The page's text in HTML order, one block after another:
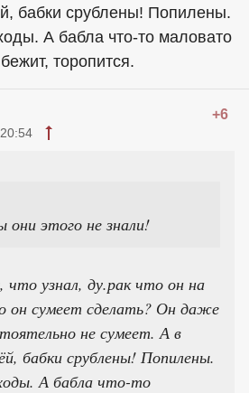
бабки срублены! Попилены.
А бабла что-то маловато
торопится.
+6
они этого не знали!
узнал, ду.рак что он на
он сумеет сделать? Он даже
не сумеет. А в
бабки срублены! Попилены.
А бабла что-то